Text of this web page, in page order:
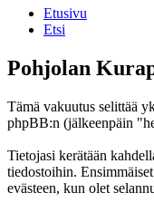
Etusivu
Etsi
Pohjolan
Tämä vakuutus selittää
phpBB:n (jälkeenpäin
Tietojasi kerätään
tiedostoihin.
evästeen, kun olet